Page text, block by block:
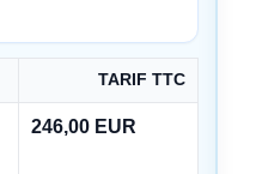
TARIF TTC
246,00 EUR